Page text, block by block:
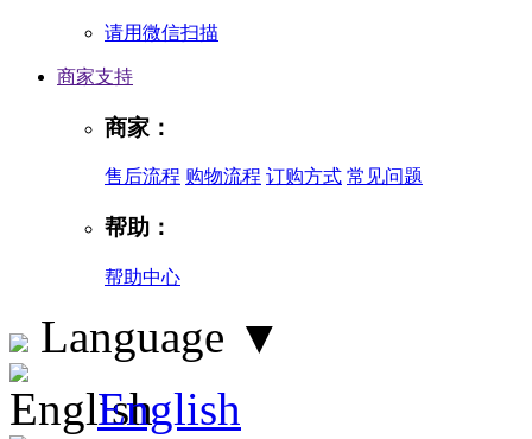
请用微信扫描
商家支持
商家：
售后流程 购物流程 订购方式 常见问题
帮助：
帮助中心
Language ▼
English